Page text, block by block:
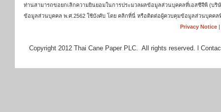
ท่านสามารถขอยกเลิกความยินยอมในการประมวลผลข้อมูลส่วนบุคคลที่เอสซีจีพี (บ
ข้อมูลส่วนบุคคล พ.ศ.2562 ใช้บังคับ โดย คลิกที่นี่ หรือติดต่อผู้ควบคุมข้อมูลส่วนบุคคล
Privacy Notice|
Copyright 2012 Thai Cane Paper PLC. All rights reserved. l